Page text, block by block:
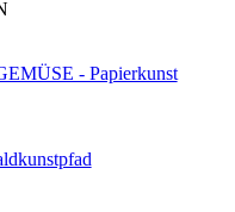
- Papierkunst